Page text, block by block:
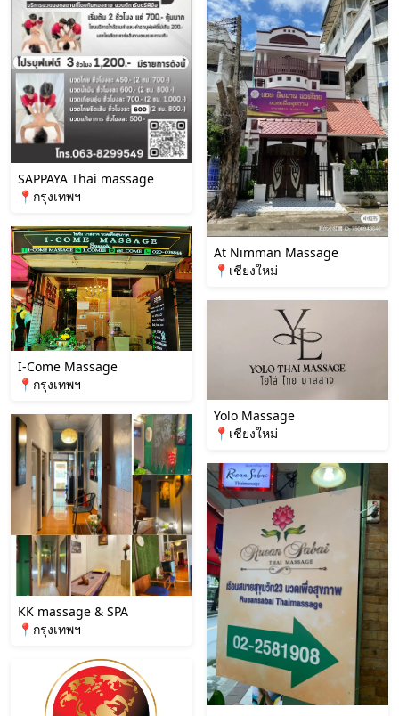
SAPPAYA Thai massage
📍กรุงเทพฯ
I-Come Massage
📍กรุงเทพฯ
KK massage & SPA
📍กรุงเทพฯ
At Nimman Massage
📍เชียงใหม่
Yolo Massage
📍เชียงใหม่